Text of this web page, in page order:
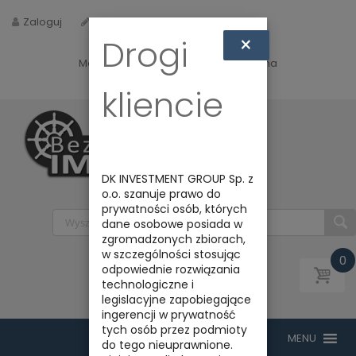
Zaloguj Zarejestruj
Masz jakieś pytania? Napisz do nas na
biuro@bezpiecznyimport.pl
0
Drogi
kliencie
×
DK INVESTMENT GROUP Sp. z
o.o. szanuje prawo do
prywatności osób, których
dane osobowe posiada w
zgromadzonych zbiorach,
w szczególności stosując
odpowiednie rozwiązania
technologiczne i
legislacyjne zapobiegające
ingerencji w prywatność
tych osób przez podmioty
do tego nieuprawnione.